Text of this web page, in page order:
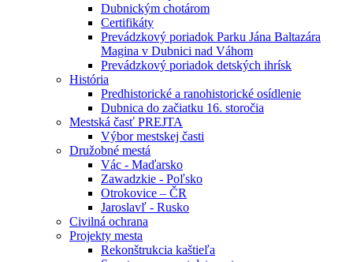
Dubnickým chotárom
Certifikáty
Prevádzkový poriadok Parku Jána Baltazára
Magina v Dubnici nad Váhom
Prevádzkový poriadok detských ihrísk
História
Predhistorické a ranohistorické osídlenie
Dubnica do začiatku 16. storočia
Mestská časť PREJTA
Výbor mestskej časti
Družobné mestá
Vác - Maďarsko
Zawadzkie - Poľsko
Otrokovice – ČR
Jaroslavľ - Rusko
Civilná ochrana
Projekty mesta
Rekonštrukcia kaštieľa